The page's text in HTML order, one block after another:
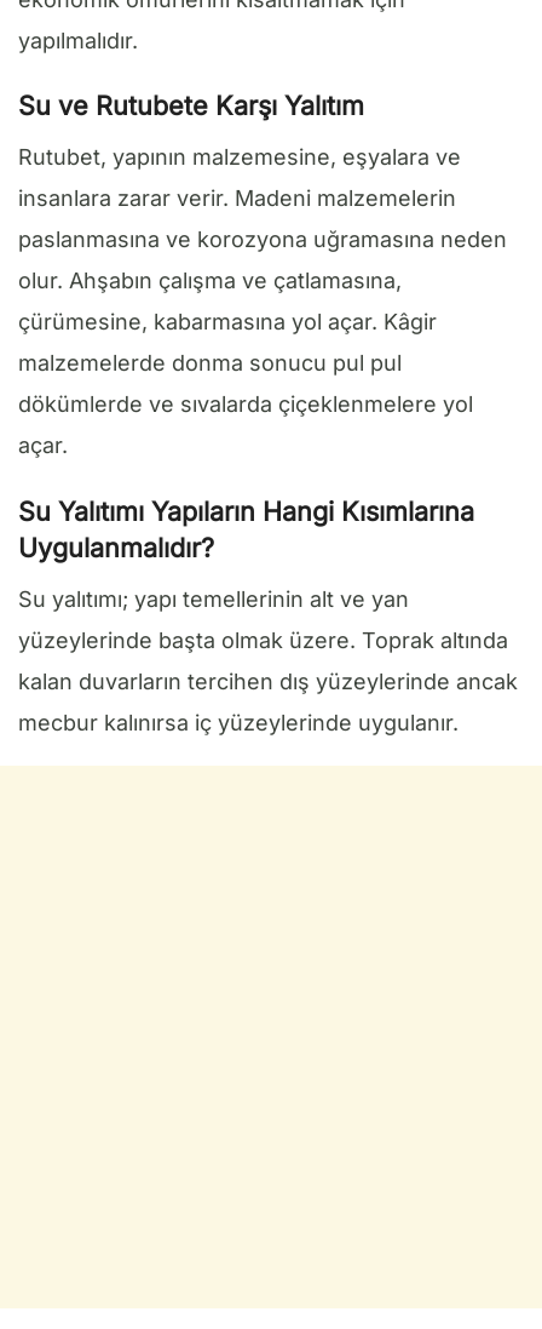
yapılmalıdır.
Su ve Rutubete Karşı Yalıtım
Rutubet, yapının malzemesine, eşyalara ve
insanlara zarar verir. Madeni malzemelerin
paslanmasına ve korozyona uğramasına neden
olur. Ahşabın çalışma ve çatlamasına,
çürümesine, kabarmasına yol açar. Kâgir
malzemelerde donma sonucu pul pul
dökümlerde ve sıvalarda çiçeklenmelere yol
açar.
Su Yalıtımı Yapıların Hangi Kısımlarına
Uygulanmalıdır?
Su yalıtımı; yapı temellerinin alt ve yan
yüzeylerinde başta olmak üzere. Toprak altında
kalan duvarların tercihen dış yüzeylerinde ancak
mecbur kalınırsa iç yüzeylerinde uygulanır.